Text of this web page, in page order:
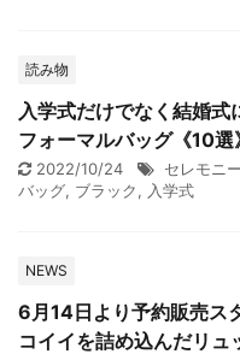
読み物
入学式だけでなく結婚式
フォーマルバッグ《10選
2022/10/24 セレモニ
バッグ, ブラック, 入学式
NEWS
6月14日より予約販売ス
コイイを詰め込んだリュ